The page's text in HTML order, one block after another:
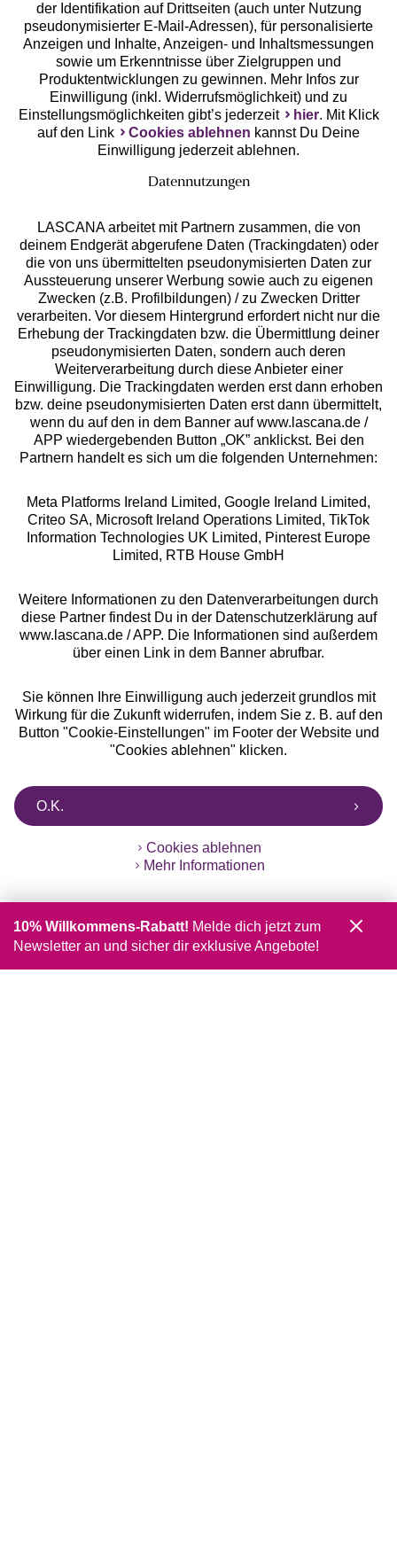
Unsere Apps
Services
Beratung
Über uns
Rechtliches
Alle Preise inkl. MwSt., zzgl.
Versandkosten
** Bonität vorausgesetzt, berechtigt zur Bonitätsprüfung
der Identifikation auf Drittseiten (auch unter Nutzung
pseudonymisierter E-Mail-Adressen), für personalisierte
Anzeigen und Inhalte, Anzeigen- und Inhaltsmessungen
sowie um Erkenntnisse über Zielgruppen und
Produktentwicklungen zu gewinnen. Mehr Infos zur
Einwilligung (inkl. Widerrufsmöglichkeit) und zu
Einstellungsmöglichkeiten gibt’s jederzeit
hier. Mit Klick
auf den Link
Cookies ablehnen kannst Du Deine
Einwilligung jederzeit ablehnen.
Datennutzungen
LASCANA arbeitet mit Partnern zusammen, die von
deinem Endgerät abgerufene Daten (Trackingdaten) oder
die von uns übermittelten pseudonymisierten Daten zur
Aussteuerung unserer Werbung sowie auch zu eigenen
Zwecken (z.B. Profilbildungen) / zu Zwecken Dritter
verarbeiten. Vor diesem Hintergrund erfordert nicht nur die
Erhebung der Trackingdaten bzw. die Übermittlung deiner
pseudonymisierten Daten, sondern auch deren
Weiterverarbeitung durch diese Anbieter einer
Einwilligung. Die Trackingdaten werden erst dann erhoben
bzw. deine pseudonymisierten Daten erst dann übermittelt,
wenn du auf den in dem Banner auf www.lascana.de /
APP wiedergebenden Button „OK” anklickst. Bei den
Partnern handelt es sich um die folgenden Unternehmen:
Meta Platforms Ireland Limited, Google Ireland Limited,
Criteo SA, Microsoft Ireland Operations Limited, TikTok
Information Technologies UK Limited, Pinterest Europe
Limited, RTB House GmbH
Weitere Informationen zu den Datenverarbeitungen durch
diese Partner findest Du in der Datenschutzerklärung auf
www.lascana.de / APP. Die Informationen sind außerdem
über einen Link in dem Banner abrufbar.
Sie können Ihre Einwilligung auch jederzeit grundlos mit
Wirkung für die Zukunft widerrufen, indem Sie z. B. auf den
Button "Cookie-Einstellungen" im Footer der Website und
"Cookies ablehnen" klicken.
O.K.
Cookies ablehnen
Mehr Informationen
10% Willkommens-Rabatt! Melde dich jetzt zum
Newsletter an und sicher dir exklusive Angebote!